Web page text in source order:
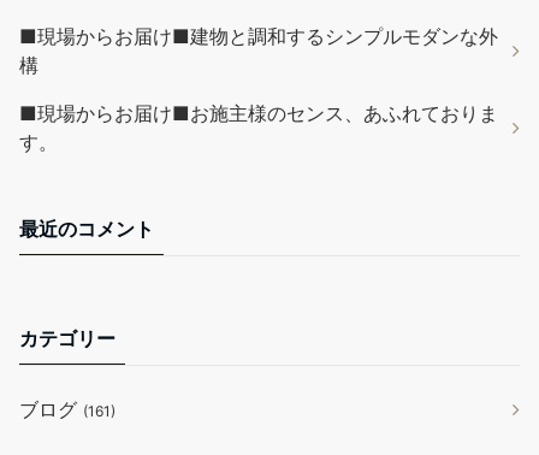
■現場からお届け■建物と調和するシンプルモダンな外
構
■現場からお届け■お施主様のセンス、あふれておりま
す。
最近のコメント
カテゴリー
ブログ (161)